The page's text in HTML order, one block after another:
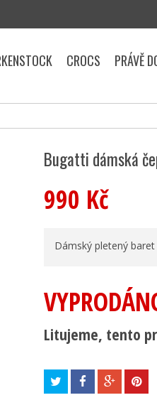
Bugatti dámská
990 Kč
Dámský pletený
Litujeme, tento
CROCS PRÁVĚ